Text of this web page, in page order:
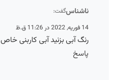
ناشناسگفت:
14 فوریه, 2022 در 11:26 ق.ظ
رنگ آبی بزنید آبی کاربنی خاص
پاسخ